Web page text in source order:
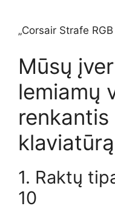
„Corsair Strafe
Mūsų
lemiamų
klaviatūrą
1. Raktų
10